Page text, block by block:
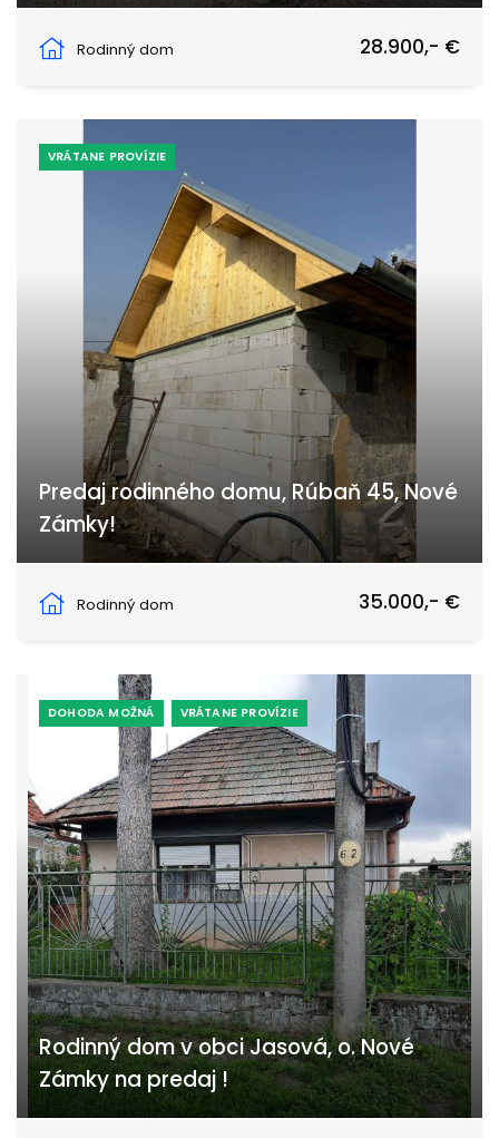
Rodinný dom
28.900,- €
VRÁTANE PROVÍZIE
Predaj rodinného domu, Rúbaň 45, Nové
Zámky!
Rodinný dom
35.000,- €
DOHODA MOŽNÁ VRÁTANE PROVÍZIE
Rodinný dom v obci Jasová, o. Nové
Zámky na predaj !